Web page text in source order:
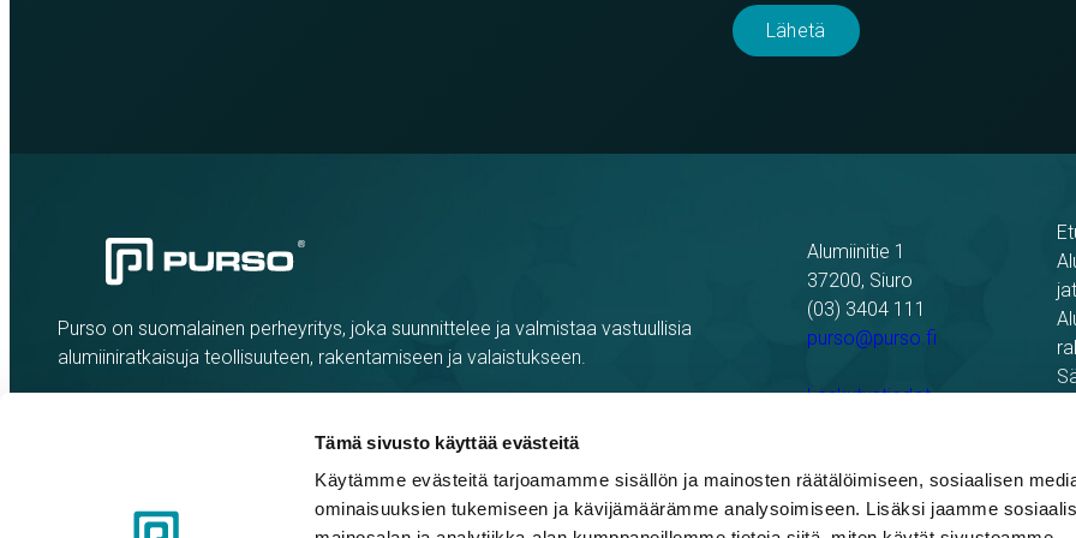
Tämä sivusto käyttää evästeitä
Käytämme evästeitä tarjoamamme sisällön ja mainosten räätälöimiseen, sosiaalisen
ominaisuuksien tukemiseen ja kävijämäärämme analysoimiseen. Lisäksi jaamme
Purso on suomalainen perheyritys, joka suunnittelee ja valmistaa vastuullisia
alumiiniratkaisuja teollisuuteen, rakentamiseen ja valaistukseen.
Alumiinitie 1
37200, Siuro
(03) 3404 111
purso@purso.fi
Laskutustiedot